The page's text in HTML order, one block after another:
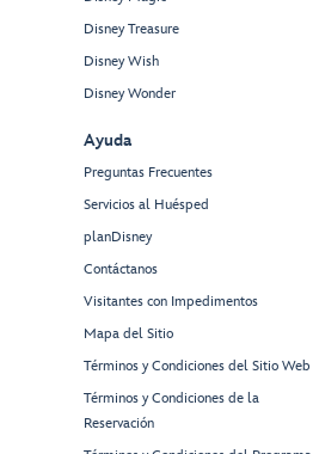
Disney Treasure
Disney Wish
Disney Wonder
Ayuda
Preguntas Frecuentes
Servicios al Huésped
planDisney
Contáctanos
Visitantes con Impedimentos
Mapa del Sitio
Términos y Condiciones del Sitio Web
Términos y Condiciones de la
Reservación